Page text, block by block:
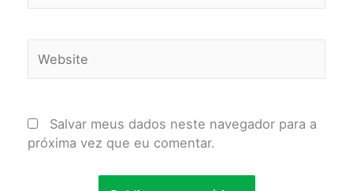
Salvar meus dados neste navegador para a
próxima vez que eu comentar.